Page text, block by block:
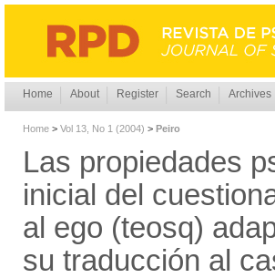
Home About Register Search Archives
Home > Vol 13, No 1 (2004) > Peiro
Las propiedades
inicial del
al ego (teosq)
su traducción al